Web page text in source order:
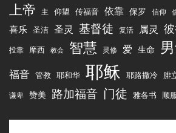
上帝 主 仰望 传福音 依靠 保罗 信仰
喜乐 圣洁 圣灵 基督徒 复活 属灵
投靠 摩西 教会 智慧 灵修 爱 生命
福音 管教 耶和华 耶稣 耶路撒冷 腓
谦卑 赞美 路加福音 门徒 雅各书 顺